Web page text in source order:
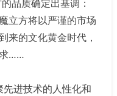
品质确定出基调：
立方将以严谨的市场
来的文化黄金时代，
求……
先进技术的人性化和